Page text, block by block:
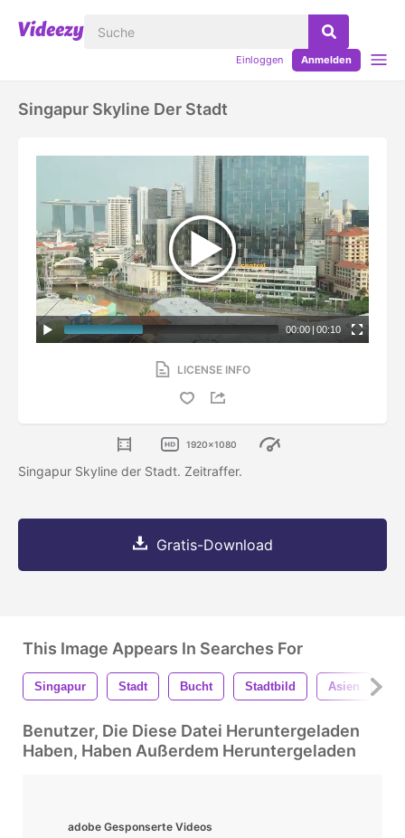
Einloggen Anmelden
Singapur Skyline Der Stadt
00:00 | 00:10
LICENSE INFO
1920x1080
Singapur Skyline der Stadt. Zeitraffer.
Gratis-Download
This Image Appears In Searches For
Singapur Stadt Bucht Stadtbild Asien
Benutzer, Die Diese Datei Heruntergeladen
Haben, Haben Außerdem Heruntergeladen
adobe Gesponserte Videos